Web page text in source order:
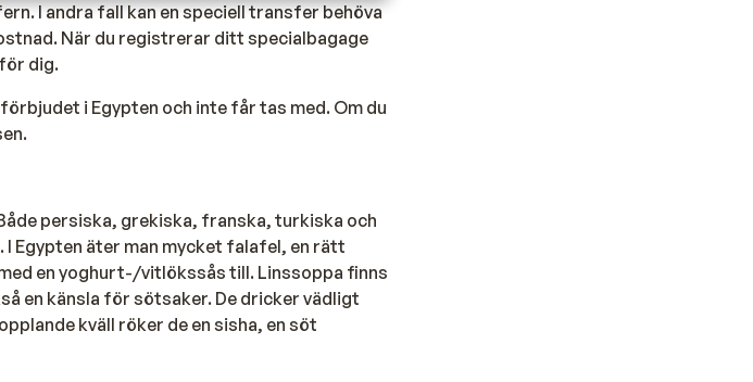
I andra fall kan en speciell transfer behöva
När du registrerar ditt specialbagage
dig.
i Egypten och inte får tas med. Om du
persiska, grekiska, franska, turkiska och
Egypten äter man mycket falafel, en rätt
en yoghurt-/vitlökssås till. Linssoppa finns
en känsla för sötsaker. De dricker vädligt
kväll röker de en sisha, en söt